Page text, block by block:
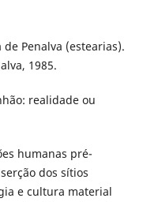
Penalva (estearias).
1985.
realidade ou
humanas pré-
dos sítios
e cultura material